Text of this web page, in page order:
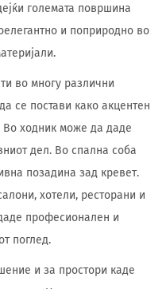
големата површина
и поприродно во
во многу различни
се постави како акцентен
Во ходник може да даде
дел. Во спална соба
позадина зад кревет.
хотели, ресторани и
професионален и
поглед.
и за простори каде